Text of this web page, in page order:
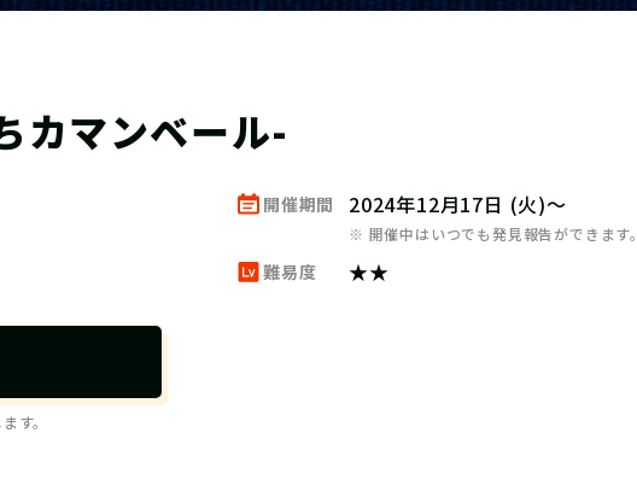
カマンベール-
開催期間 2024年12月17日 (火)～
※ 開催中はいつでも発見報告ができます。
難易度 ★★
す。